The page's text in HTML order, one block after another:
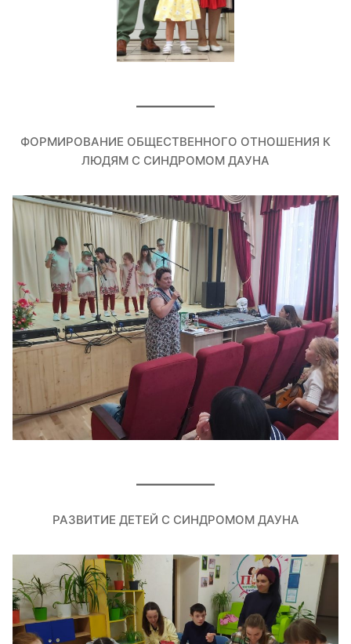
ФОРМИРОВАНИЕ ОБЩЕСТВЕННОГО ОТНОШЕНИЯ К
ЛЮДЯМ С СИНДРОМОМ ДАУНА
РАЗВИТИЕ ДЕТЕЙ С СИНДРОМОМ ДАУНА